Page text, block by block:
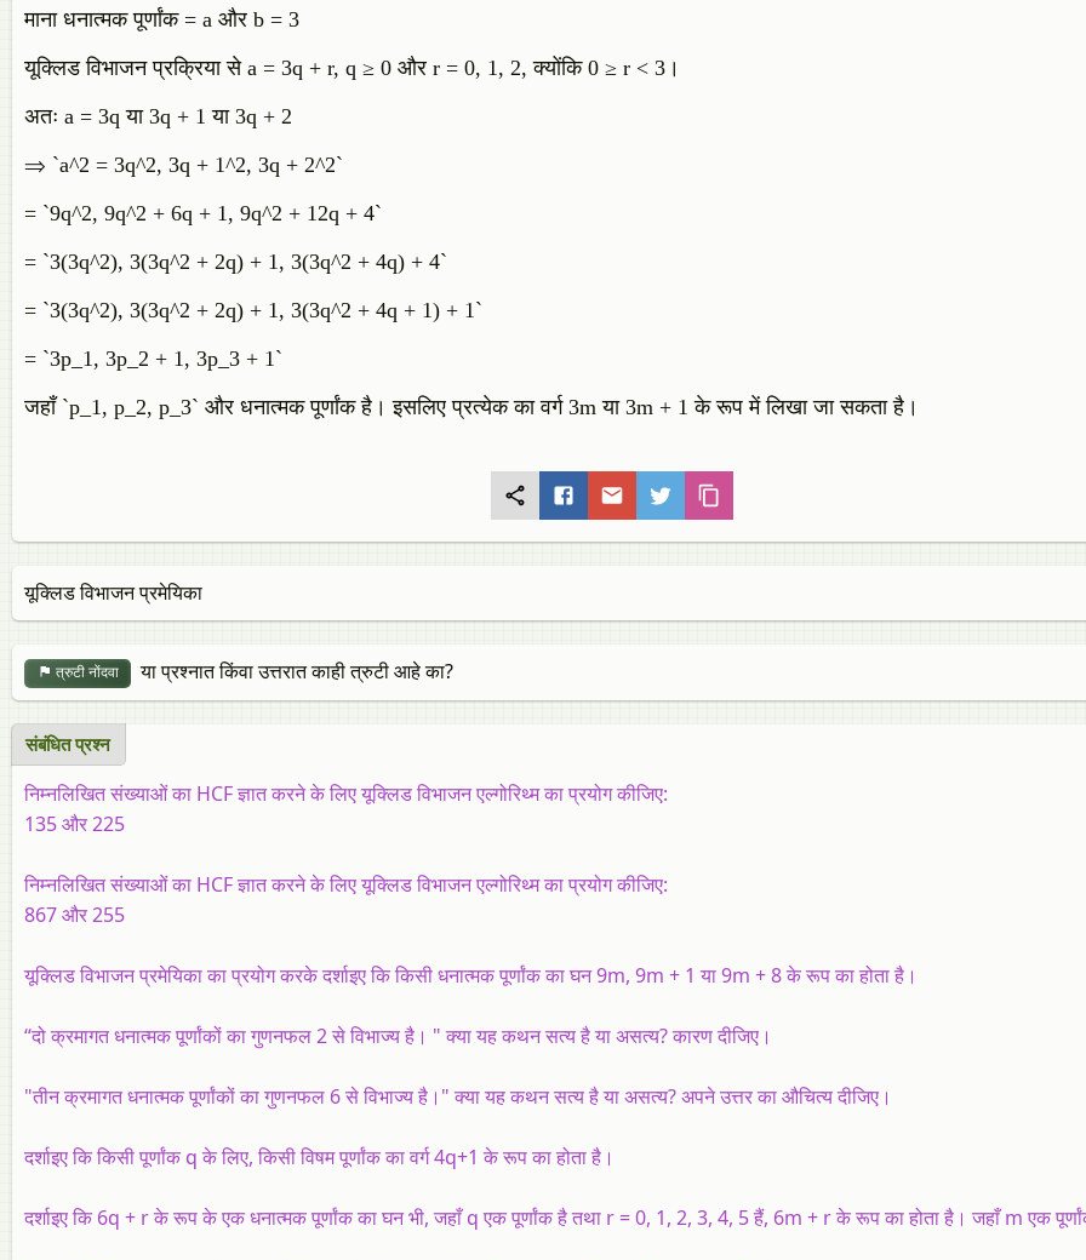
माना धनात्मक पूर्णांक = a और b = 3
यूक्लिड विभाजन प्रक्रिया से a = 3q + r, q ≥ 0 और r = 0, 1, 2, क्योंकि 0 ≥ r < 3।
अतः a = 3q या 3q + 1 या 3q + 2
⇒ `a^2 = 3q^2, 3q + 1^2, 3q + 2^2`
= `9q^2, 9q^2 + 6q + 1, 9q^2 + 12q + 4`
= `3(3q^2), 3(3q^2 + 2q) + 1, 3(3q^2 + 4q) + 4`
= `3(3q^2), 3(3q^2 + 2q) + 1, 3(3q^2 + 4q + 1) + 1`
= `3p_1, 3p_2 + 1, 3p_3 + 1`
जहाँ `p_1, p_2, p_3` और धनात्मक पूर्णांक है। इसलिए प्रत्येक का वर्ग 3m या 3m + 1 के रूप में लिखा जा सकता है।
यूक्लिड विभाजन प्रमेयिका
त्रुटी नोंदवा या प्रश्नात किंवा उत्तरात काही त्रुटी आहे का?
संबंधित प्रश्‍न
निम्नलिखित संख्याओं का HCF ज्ञात करने के लिए यूक्लिड विभाजन एल्गोरिथ्म का प्रयोग कीजिए:
135 और 225
निम्नलिखित संख्याओं का HCF ज्ञात करने के लिए यूक्लिड विभाजन एल्गोरिथ्म का प्रयोग कीजिए:
867 और 255
यूक्लिड विभाजन प्रमेयिका का प्रयोग करके दर्शाइए कि किसी धनात्मक पूर्णांक का घन 9m, 9m + 1 या 9m + 8 के रूप का होता है।
“दो क्रमागत धनात्मक पूर्णांकों का गुणनफल 2 से विभाज्य है। " क्या यह कथन सत्य है या असत्य? कारण दीजिए।
"तीन क्रमागत धनात्मक पूर्णांकों का गुणनफल 6 से विभाज्य है।" क्या यह कथन सत्य है या असत्य? अपने उत्तर का औचित्य दीजिए।
दर्शाइए कि किसी पूर्णांक q के लिए, किसी विषम पूर्णांक का वर्ग 4q+1 के रूप का होता है।
दर्शाइए कि 6q + r के रूप के एक धनात्मक पूर्णांक का घन भी, जहाँ q एक पूर्णांक है तथा r = 0, 1, 2, 3, 4, 5 हैं, 6m + r के रूप का होता है। जहाँ m एक